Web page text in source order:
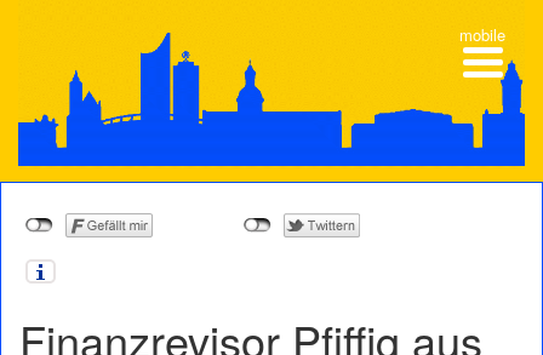
Finanzrevisor Pfiffig aus
mobile